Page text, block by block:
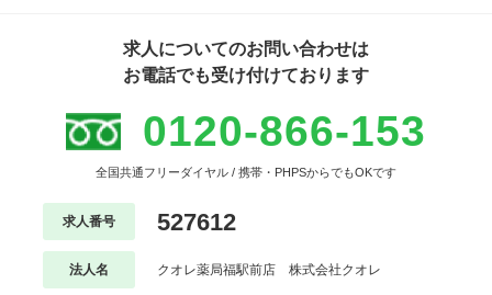
求人についてのお問い合わせは
お電話でも受け付けております
0120-866-153
全国共通フリーダイヤル / 携帯・PHPSからでもOKです
求人番号 527612
法人名 クオレ薬局福駅前店 株式会社クオレ